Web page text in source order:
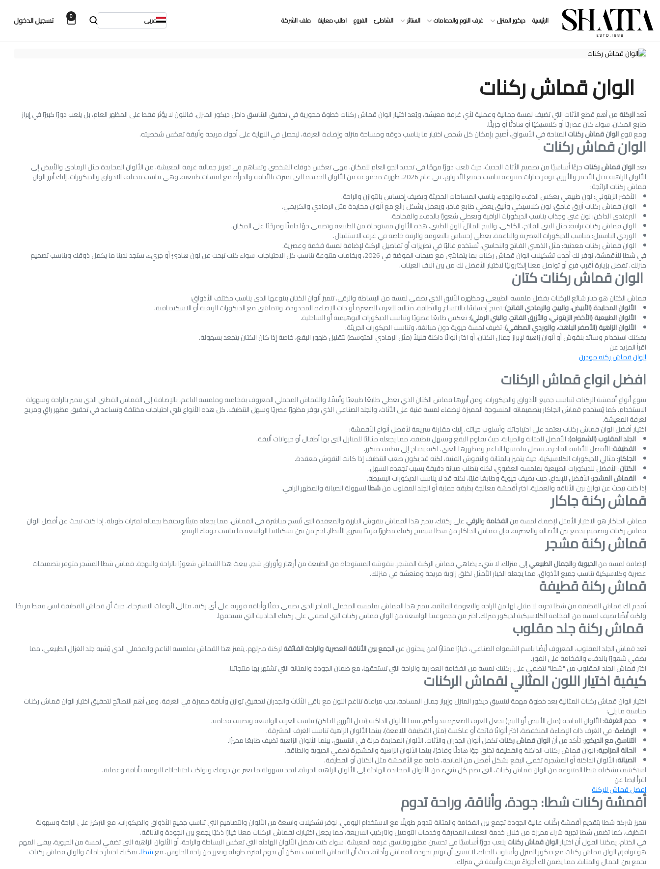
الرئيسية ديكور المنزل غرف النوم والحمامات الستائر الشاطئ الفروع اطلب معاينة ملف الشركة عربى 0 تسجيل الدخول
الوان قماش ركنات
تُعدالركنةمن أهم قطع الأثاث التي تضيف لمسة جمالية وعملية لأي غرفة معيشة، ويُعد اختيار الوان قماش ركنات خطوة محورية في تحقيق التناسق داخل ديكور المنزل. فاللون لا يؤثر فقط على المظهر العام، بل يلعب دورًا كبيرًا في إبراز
طابع المكان، سواء كان عصريًا أو كلاسيكيًا أو هادئًا أو جريئًا.
ومع تنوعالوان قماش ركناتالمتاحة في الأسواق، أصبح بإمكان كل شخص اختيار ما يناسب ذوقه ومساحة منزله وإضاءة الغرفة، ليحصل في النهاية على أجواء مريحة وأنيقة تعكس شخصيته.الوان قماش ركنات
تعدالوان قماش ركناتجزءًا أساسيًا من تصميم الأثاث الحديث، حيث تلعب دورًا مهمًا في تحديد الجو العام للمكان. فهي تعكس ذوقك الشخصي وتساهم في تعزيز جمالية غرفة المعيشة. من الألوان المحايدة مثل الرمادي والأبيض إلى
الألوان الزاهية مثل الأحمر والأزرق، توفر خيارات متنوعة تناسب جميع الأذواق. في عام 2026، ظهرت مجموعة من الألوان الجديدة التي تميزت بالأناقة والجرأة مع لمسات طبيعية، وهي تناسب مختلف الاذواق والديكورات. إليك أبرز الوان
قماش ركنات الرائجة:
الأخضر الزيتوني: لون طبيعي يعكس الدفء والهدوء، يناسب المساحات الحديثة ويضيف إحساس بالتوازن والراحة.
الوان قماش ركنات أزرق غامق: لون كلاسيكي وأنيق يعطي طابع فاخر، ويعمل بشكل رائع مع ألوان محايدة مثل الرمادي والكريمي.
البرغندي الداكن: لون غني وجذاب يناسب الديكورات الراقية ويعطي شعورًا بالدفء والفخامة.
الوان قماش ركنات ترابية: مثل البني الفاتح، الكاكي، والبيج المائل للون الطيني، هذه الألوان مستوحاة من الطبيعة وتضفي جوًا دافئًا ومرحّبًا على المكان.
الوردي الباستيل: مناسب للديكورات العصرية والناعمة، يعطي إحساس بالنعومة والرقة خاصة في غرف الاستقبال.
الوان قماش ركنات معدنية: مثل الذهبي الفاتح والنحاسي، تُستخدم غالبًا في تطريزات أو تفاصيل الركنة لإضافة لمسة فخمة وعصرية.
في شطا للأقمشة، نوفر لك أحدث تشكيلات الوان قماش ركنات بما يتماشى مع صيحات الموضة في 2026، وبخامات متنوعة تناسب كل الاحتياجات. سواء كنت تبحث عن لون هادئ أو جريء، ستجد لدينا ما يكمل ذوقك ويناسب تصميم
منزلك. تفضل بزيارة أقرب فرع أو تواصل معنا إلكترونيًا لاختيار الأفضل لك من بين آلاف العينات.
الوان قماش ركنات كتان
قماش الكتان هو خيار شائع للركنات بفضل ملمسه الطبيعي ومظهره الأنيق الذي يضفي لمسة من البساطة والرقي. تتميز ألوان الكتان بتنوعها الذي يناسب مختلف الأذواق:
الألوان المحايدة (الأبيض، والبيج، والرمادي الفاتح): تمنح إحساسًا بالاتساع والنظافة، مثالية للغرف الصغيرة أو ذات الإضاءة المحدودة، وتتماشى مع الديكورات الريفية أو الاسكندنافية.
الألوان الطبيعية (الأخضر الزيتوني، والأزرق الفاتح، والبني الرملي): تعكس طابعًا عضويًا وتناسب الديكورات البوهيمية أو الساحلية.
الألوان الزاهية (الأصفر الباهت، والوردي المطفي): تضيف لمسة حيوية دون مبالغة، وتناسب الديكورات الجريئة.
يمكنك استخدام وسائد بنقوش أو ألوان زاهية لإبراز جمال الكتان، أو اختر ألوانًا داكنة قليلاً (مثل الرمادي المتوسط) لتقليل ظهور البقع، خاصة إذا كان الكتان يتجعد بسهولة.
اقرأ المزيد عن
الوان قماش ركنه مودرن
افضل انواع قماش الركنات
تتنوع أنواع أقمشة الركنات لتناسب جميع الأذواق والديكورات، ومن أبرزها قماش الكتان الذي يعطي طابعًا طبيعيًا وأنيقًا، والقماش المخملي المعروف بفخامته وملمسه الناعم، بالإضافة إلى القماش القطني الذي يتميز بالراحة وسهولة
الاستخدام. كما يُستخدم قماش الجاكار بتصميماته المنسوجة المميزة لإضفاء لمسة فنية على الأثاث، والجلد الصناعي الذي يوفر مظهرًا عصريًا وسهل التنظيف. كل هذه الأنواع تلبي احتياجات مختلفة وتساعد في تحقيق مظهر راقٍ ومريح
لغرفة المعيشة.
اختيار أفضل الوان قماش ركنات يعتمد على احتياجاتك وأسلوب حياتك. إليك مقارنة سريعة لأفضل أنواع الأقمشة:
الجلد المقلوب (الشمواه): الأفضل للمتانة والصيانة، حيث يقاوم البقع ويسهل تنظيفه، مما يجعله مثاليًا للمنازل التي بها أطفال أو حيوانات أليفة.
القطيفة: الأفضل للأناقة الفاخرة، بفضل ملمسها الناعم ومظهرها الغني، لكنه يحتاج إلى تنظيف متكرر.
الجاكار: مثالي للديكورات الكلاسيكية، حيث يتميز بالمتانة والنقوش الفنية، لكنه قد يكون صعب التنظيف إذا كانت النقوش معقدة.
الكتان: الأفضل للديكورات الطبيعية بملمسه العضوي، لكنه يتطلب صيانة دقيقة بسبب تجعده السهل.
القماش المشجر: الأفضل للإبداع، حيث يضيف حيوية وطابعًا فنيًا، لكنه قد لا يناسب الديكورات البسيطة.
إذا كنت تبحث عن توازن بين الأناقة والعملية، اختر أقمشة معالجة بطبقة حماية أو الجلد المقلوب منشطالسهولة الصيانة والمظهر الراقي. قماش ركنة جاكار
قماش الجاكار هو الاختيار الأمثل لإضفاء لمسة منالفخامةوالرقيعلى ركنتك. يتميز هذا القماش بنقوش البارزة والمعقدة التي تُنسج مباشرة في القماش، مما يجعله متينًا ويحتفظ بجماله لفترات طويلة. إذا كنت تبحث عن أفضل الوان
قماش ركنات وتصميم يجمع بين الأصالة والعصرية، فإن قماش الجاكار من شطا سيمنح ركنتك مظهرًا فريدًا يسرق الأنظار. اختر من بين تشكيلاتنا الواسعة ما يناسب ذوقك الرفيع.
قماش ركنة مشجر
لإضافة لمسة منالحيويةوالجمال الطبيعيإلى منزلك، لا شيء يضاهي قماش الركنة المشجر. بنقوشه المستوحاة من الطبيعة من أزهار وأوراق شجر، يبعث هذا القماش شعورًا بالراحة والبهجة. قماش شطا المشجر متوفر بتصميمات
عصرية وكلاسيكية تناسب جميع الأذواق، مما يجعله الخيار الأمثل لخلق زاوية مريحة ومنعشة في منزلك.
قماش ركنة قطيفة
تُقدم لك قماش القطيفة من شطا تجربة لا مثيل لها من الراحة والنعومة الفائقة. يتميز هذا القماش بملمسه المخملي الفاخر الذي يضفي دفئًا وأناقة فورية على أي ركنة. مثالي لأوقات الاسترخاء، حيث أن قماش القطيفة ليس فقط مريحًا
ولكنه أيضًا يضيف لمسة من الفخامة الكلاسيكية لديكور منزلك. اختر من مجموعتنا الواسعة من الوان قماش ركنات التي لتضفي على ركنتك الجاذبية التي تستحقها.
قماش ركنة جلد مقلوب
يُعد قماش الجلد المقلوب، المعروف أيضًا باسم الشمواه الصناعي، خيارًا ممتازًا لمن يبحثون عنالجمع بين الأناقة العصرية والراحة الفائقةلركنة منزلهم. يتميز هذا القماش بملمسه الناعم والمخملي الذي يُشبه جلد الغزال الطبيعي، مما
يضفي شعورًا بالدفء والفخامة على الفور.
اختر قماش الجلد المقلوب من "شطا" لتضفي على ركنتك لمسة من الفخامة العصرية والراحة التي تستحقها، مع ضمان الجودة والمتانة التي تشتهر بها منتجاتنا.
كيفية اختيار اللون المثالي لقماش الركنات
اختيار الوان قماش ركنات المثالية يعد خطوة مهمة لتنسيق ديكور المنزل وإبراز جمال المساحة. يجب مراعاة تناغم اللون مع باقي الأثاث والجدران لتحقيق توازن وأناقة مميزة في الغرفة. ومن أهم النصائح لتحقيق اختيار الوان قماش ركنات
مناسبة ما يلي:
حجم الغرفة: الألوان الفاتحة (مثل الأبيض أو البيج) تجعل الغرف الصغيرة تبدو أكبر، بينما الألوان الداكنة (مثل الأزرق الداكن) تناسب الغرف الواسعة وتضيف فخامة.
الإضاءة: في الغرف ذات الإضاءة المنخفضة، اختر ألوانًا فاتحة أو عاكسة (مثل القطيفة اللامعة)، بينما الألوان الزاهية تناسب الغرف المشرقة.
التناسق مع الديكور: تأكد من أنالوان قماش ركناتتكمل ألوان الجدران والأثاث. الألوان المحايدة مرنة في التنسيق، بينما الألوان الزاهية تضيف طابعًا مميزًا.
الحالة المزاجية: الوان قماش ركنات الداكنة والقطيفة تخلق جوًا هادئًا وفاخرًا، بينما الألوان الزاهية والمشجرة تضفي الحيوية والطاقة.
الصيانة: الألوان الداكنة أو المشجرة تخفي البقع بشكل أفضل من الفاتحة، خاصة مع الأقمشة مثل الكتان أو القطيفة.
استكشف تشكيلة شطا المتنوعة من الوان قماش ركنات، التي تضم كل شيء من الألوان المحايدة الهادئة إلى الألوان الزاهية الجريئة، لتجد بسهولة ما يعبر عن ذوقك ويواكب احتياجاتك اليومية بأناقة وعملية.
اقرأ ايضا عن
افضل قماش للركنة
أقمشة ركنات شطا: جودة، وأناقة، وراحة تدوم
تتميز شركة شطا بتقديم أقمشة ركّنات عالية الجودة تجمع بين الفخامة والمتانة لتدوم طويلًا مع الاستخدام اليومي. نوفر تشكيلات واسعة من الألوان والتصاميم التي تناسب جميع الأذواق والديكورات، مع التركيز على الراحة وسهولة
التنظيف. كما تضمن شطا تجربة شراء مميزة من خلال خدمة العملاء المحترفة وخدمات التوصيل والتركيب السريعة، مما يجعل اختيارك لقماش الركنات معنا خيارًا ذكيًا يجمع بين الجودة والأناقة.
في الختام، يمكننا القول أن اختيارالوان قماش ركناتيلعب دورًا أساسيًا في تحسين مظهر وتناسق غرفة المعيشة. سواء كنت تفضل الألوان الهادئة التي تعكس البساطة والراحة، أو الألوان الزاهية التي تضفي لمسة من الحيوية، يبقى المهم
هو توافق الوان قماش ركنات مع ديكور المنزل وأسلوب الحياة. لا تنسى أن تهتم بجودة القماش وأدائه، حيث أن القماش المناسب يمكن أن يدوم لفترة طويلة ويعزز من راحة الجلوس. معشطا، يمكنك اختيار خامات والوان قماش ركنات
تجمع بين الجمال والمتانة، مما يضمن لك أجواءً مريحة وأنيقة في منزلك.